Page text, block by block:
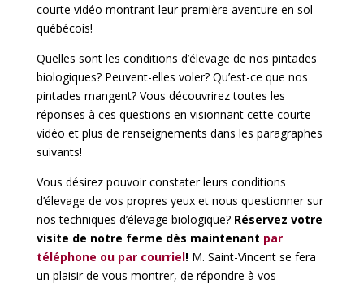
courte vidéo montrant leur première aventure en sol
québécois!
Quelles sont les conditions d’élevage de nos pintades
biologiques? Peuvent-elles voler? Qu’est-ce que nos
pintades mangent? Vous découvrirez toutes les
réponses à ces questions en visionnant cette courte
vidéo et plus de renseignements dans les paragraphes
suivants!
Vous désirez pouvoir constater leurs conditions
d’élevage de vos propres yeux et nous questionner sur
nos techniques d’élevage biologique? Réservez votre
visite de notre ferme dès maintenant par
téléphone ou par courriel!M. Saint-Vincent se fera
un plaisir de vous montrer, de répondre à vos